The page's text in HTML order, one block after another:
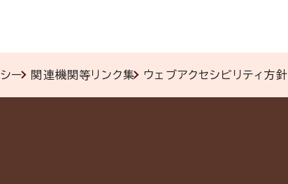
ー 関連機関等リンク集 ウェブアクセシビリティ方針